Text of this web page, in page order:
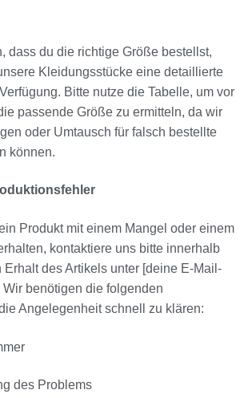
dass du die richtige Größe bestellst,
Kleidungsstücke eine detaillierte
Bitte nutze die Tabelle, um vor
passende Größe zu ermitteln, da wir
oder Umtausch für falsch bestellte
können.
Produkt mit einem Mangel oder einem
kontaktiere uns bitte innerhalb
Erhalt des Artikels unter [deine E-Mail-
benötigen die folgenden
Angelegenheit schnell zu klären:
des Problems